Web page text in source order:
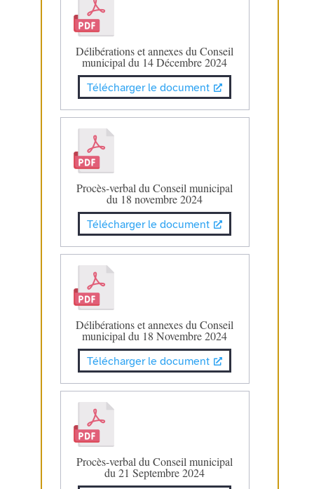
Délibérations et annexes du Conseil
municipal du 14 Décembre 2024
Télécharger le document
Procès-verbal du Conseil municipal
du 18 novembre 2024
Télécharger le document
Délibérations et annexes du Conseil
municipal du 18 Novembre 2024
Télécharger le document
Procès-verbal du Conseil municipal
du 21 Septembre 2024